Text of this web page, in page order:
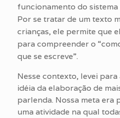
funcionamento do
Por se tratar de um texto
crianças, ele permite que
para compreender o
que se escreve”.
Nesse contexto, levei
idéia da elaboração de
parlenda. Nossa meta era
uma atividade na qual